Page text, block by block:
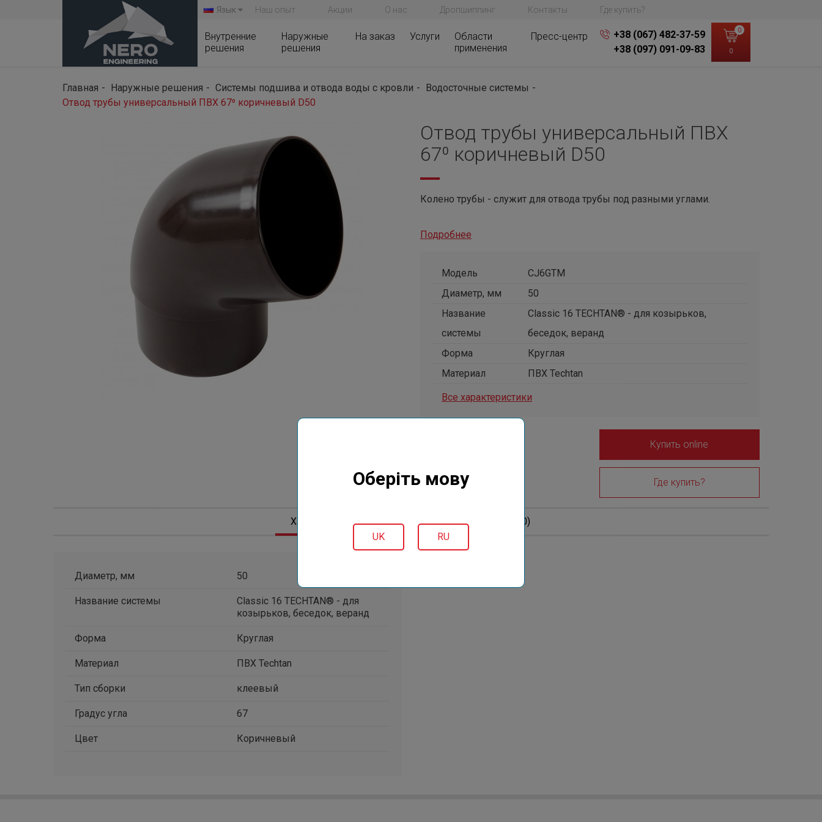
Язык Наш опыт Акции О нас Дропшиппинг Контакты Где купить?
Внутренние
решения
Наружные
решения
На заказ Услуги
Области
применения
Пресс-центр
+38 (067) 482-37-59
+38 (097) 091-09-83
0
0
Оберіть мову
UK RU
Главная Наружные решения Системы подшива и отвода воды с кровли
Водосточные системы
Отвод трубы универсальный ПВХ 67⁰ коричневый D50
Отвод трубы универсальный ПВХ
67⁰ коричневый D50
Колено трубы - служит для отвода трубы под разными углами.
Подробнее
Модель
CJ6GTM
Диаметр, мм
50
Название
системы
Classic 16 TECHTAN® - для козырьков,
беседок, веранд
Форма
Круглая
Материал
ПВХ Techtan
Все характеристики
195 грн
Купить online
Где купить?
Характеристики Описание Отзывов (0)
Диаметр, мм 50
Название системы
Classic 16 TECHTAN® - для
козырьков, беседок, веранд
Форма Круглая
Материал ПВХ Techtan
Тип сборки клеевый
Градус угла 67
Цвет Коричневый